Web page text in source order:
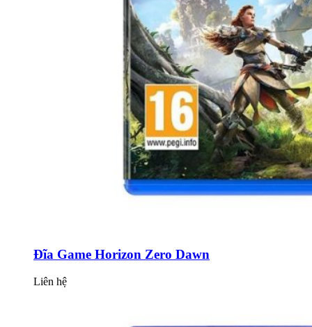
Đĩa Game Horizon Zero Dawn
Liên hệ